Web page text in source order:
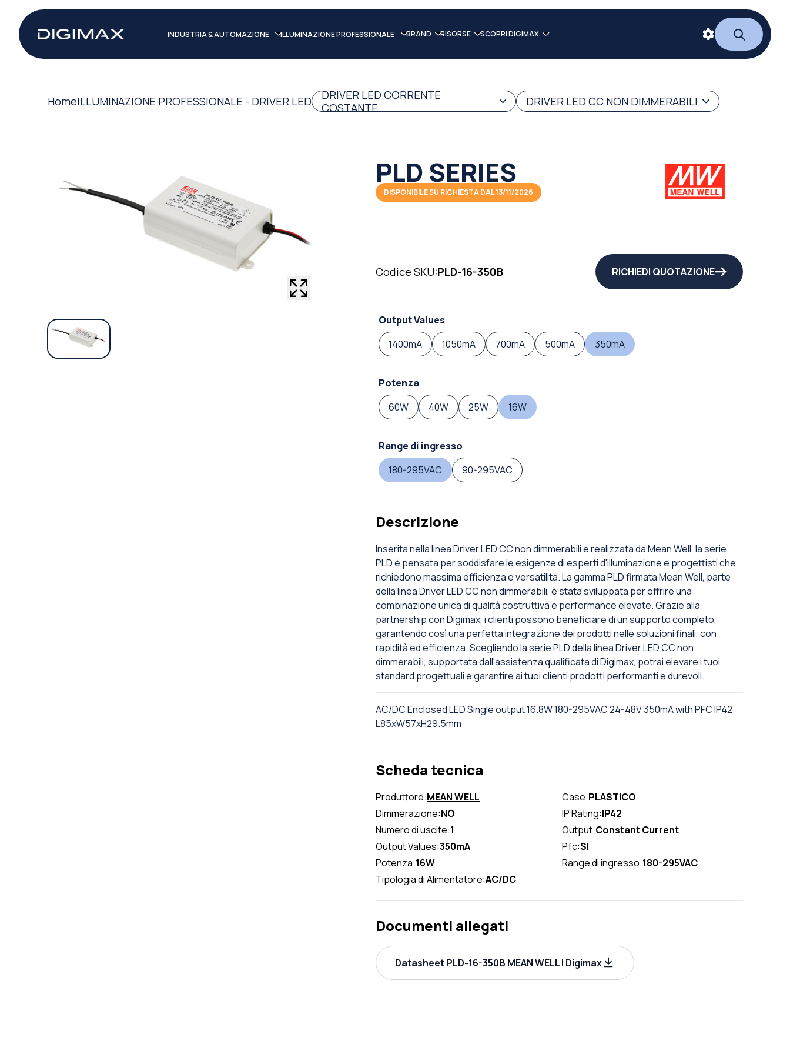
INDUSTRIA & AUTOMAZIONE ILLUMINAZIONE PROFESSIONALE BRAND RISORSE SCOPRI DIGIMAX
HomeILLUMINAZIONE PROFESSIONALE - DRIVER LED
DRIVER LED CORRENTE
COSTANTE
DRIVER LED CC NON DIMMERABILI
PLD SERIES
DISPONIBILE SU RICHIESTA DAL 13/11/2026
Codice SKU:PLD-16-350B RICHIEDI QUOTAZIONE
Output Values
1400mA
1050mA 700mA 500mA 350mA
Potenza
60W
40W 25W 16W
Range di ingresso
180-295VAC
90-295VAC
Descrizione
Inserita nella linea Driver LED CC non dimmerabili e realizzata da Mean Well, la serie
PLD è pensata per soddisfare le esigenze di esperti d'illuminazione e progettisti che
richiedono massima efficienza e versatilità. La gamma PLD firmata Mean Well, parte
della linea Driver LED CC non dimmerabili, è stata sviluppata per offrire una
combinazione unica di qualità costruttiva e performance elevate. Grazie alla
partnership con Digimax, i clienti possono beneficiare di un supporto completo,
garantendo così una perfetta integrazione dei prodotti nelle soluzioni finali, con
rapidità ed efficienza. Scegliendo la serie PLD della linea Driver LED CC non
dimmerabili, supportata dall'assistenza qualificata di Digimax, potrai elevare i tuoi
standard progettuali e garantire ai tuoi clienti prodotti performanti e durevoli.
AC/DC Enclosed LED Single output 16.8W 180-295VAC 24-48V 350mA with PFC IP42
L85xW57xH29.5mm
Scheda tecnica
Produttore:MEAN WELL Case:PLASTICO
Dimmerazione:NO IP Rating:IP42
Numero di uscite:1 Output:Constant Current
Output Values:350mA Pfc:SI
Potenza:16W Range di ingresso:180-295VAC
Tipologia di Alimentatore:AC/DC
Documenti allegati
Datasheet PLD-16-350B MEAN WELL | Digimax